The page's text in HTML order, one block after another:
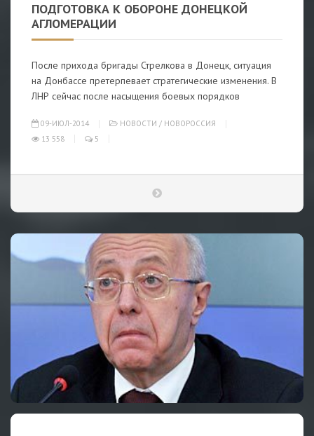
ПОДГОТОВКА К ОБОРОНЕ ДОНЕЦКОЙ
АГЛОМЕРАЦИИ
После прихода бригады Стрелкова в Донецк, ситуация
на Донбассе претерпевает стратегические изменения. В
ЛНР сейчас после насыщения боевых порядков
09-ИЮЛ-2014 НОВОСТИ / НОВОРОССИЯ
13 558
5